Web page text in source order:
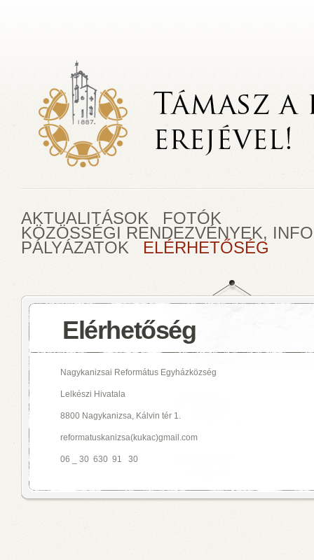
AKTUALITÁSOK FOTÓK
KÖZÖSSÉGI RENDEZVÉNYEK,
PÁLYÁZATOK ELÉRHETŐSÉG
Elérhetőség
Nagykanizsai Református Egyházközség
Lelkészi Hivatala
8800 Nagykanizsa, Kálvin tér 1.
reformatuskanizsa(kukac)gmail.com
06 _ 30 630 91 30